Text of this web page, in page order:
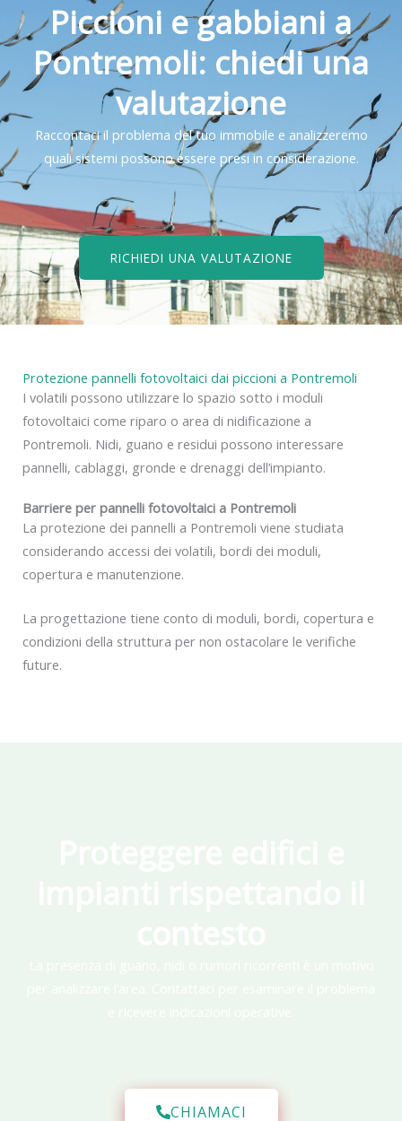
Piccioni e gabbiani a
Pontremoli: chiedi una
valutazione
Raccontaci il problema del tuo immobile e analizzeremo
quali sistemi possono essere presi in considerazione.
RICHIEDI UNA VALUTAZIONE
Protezione pannelli fotovoltaici dai piccioni a Pontremoli
I volatili possono utilizzare lo spazio sotto i moduli
fotovoltaici come riparo o area di nidificazione a
Pontremoli. Nidi, guano e residui possono interessare
pannelli, cablaggi, gronde e drenaggi dell’impianto.
Barriere per pannelli fotovoltaici a Pontremoli
La protezione dei pannelli a Pontremoli viene studiata
considerando accessi dei volatili, bordi dei moduli,
copertura e manutenzione.
La progettazione tiene conto di moduli, bordi, copertura e
condizioni della struttura per non ostacolare le verifiche
future.
CHIAMACI